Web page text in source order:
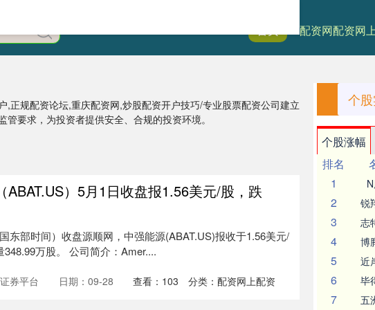
51配资网配资网
正规配资论坛,重庆配资网,炒股配资开户技巧/专业股票配资公司建立
要求，为投资者提供安全、合规的投资环境。
ABAT.US）5月1日收盘报1.56美元/股，跌
东部时间）收盘源顺网，中强能源(ABAT.US)报收于1.56美元/
万股。 公司简介：Amer....
券平台 日期：09-28 查看： 103 分类： 配资网上配资
个
个股涨幅
排名
1
2 锐
3 志
4 博
5 近
6 毕
7 五